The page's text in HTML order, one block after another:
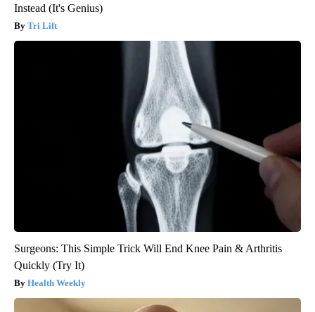
Instead (It's Genius)
Tri Lift
Surgeons: This Simple Trick Will End Knee Pain & Arthritis
Quickly (Try It)
Health Weekly